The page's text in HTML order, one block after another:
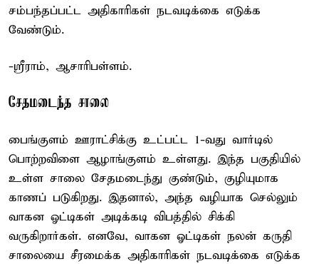
சம்பந்தப்பட்ட அதிகாரிகள் நடவடிக்கை எடுக்க
வேண்டும்.
-ஸ்ரீராம், ஆசாரிபள்ளம்.
சேதமடைந்த சாலை
பைங்குளம் ஊராட்சிக்கு உட்பட்ட 1-வது வார்டில்
பொற்றவிளை ஆழாங்குளம் உள்ளது. இந்த பகுதியில்
உள்ள சாலை சேதமடைந்து குண்டும், குழியுமாக
காணப் படுகிறது. இதனால், அந்த வழியாக செல்லும்
வாகன ஓட்டிகள் அடிக்கடி விபத்தில் சிக்கி
வருகிறார்கள். எனவே, வாகன ஓட்டிகள் நலன் கருதி
சாலையை சீரமைக்க அதிகாரிகள் நடவடிக்கை எடுக்க